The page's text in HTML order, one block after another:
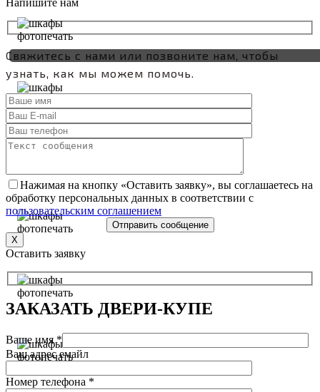
Напишите нам
Свяжитесь с нами или позвоните нам, чтобы
узнать, как мы можем помочь.
Нажимая на кнопку «Оставить заявку», вы соглашаетесь на
обработку персональных данных в соответствии с
пользовательским соглашением
X
Оставить заявку
ЗАКАЗАТЬ ДВЕРИ-КУПЕ
Ваше имя *
Ваш адрес емайл
Номер телефона *